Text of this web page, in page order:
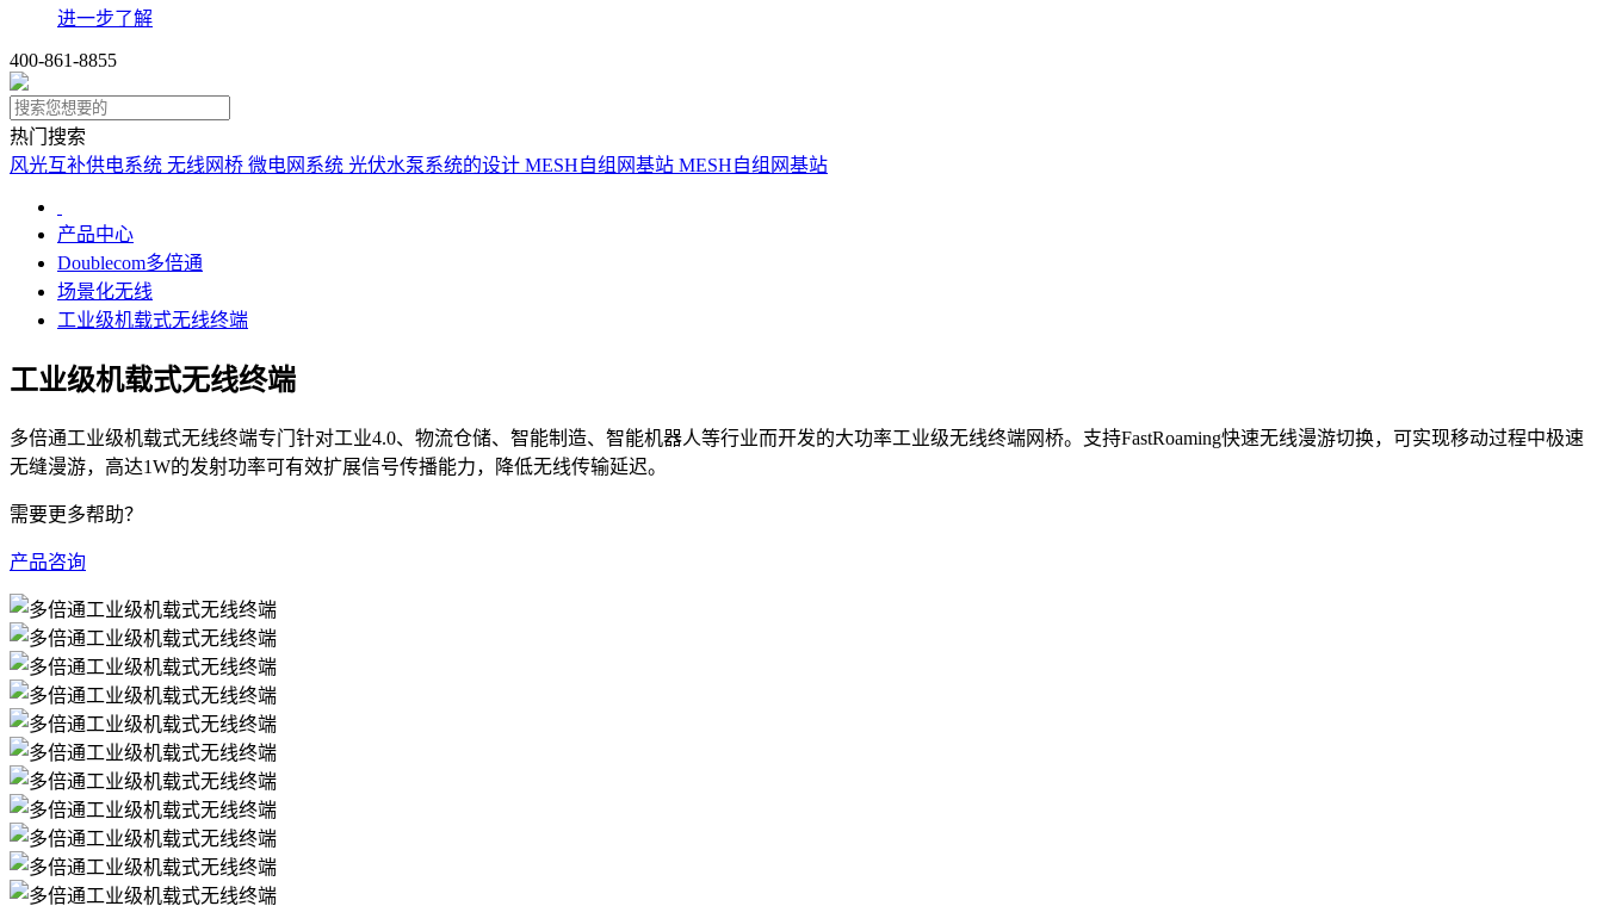
进一步了解
400-861-8855
热门搜索
风光互补供电系统 无线网桥 微电网系统 光伏水泵系统的设计 MESH自组网基站 MESH自组网基站
产品中心
Doublecom多倍通
场景化无线
工业级机载式无线终端
工业级机载式无线终端
多倍通工业级机载式无线终端专门针对工业4.0、物流仓储、智能制造、智能机器人等行业而开发的大功率工业级无线终端网桥。支持FastRoaming快速无线漫游切换，可实现移动过程中极速
无缝漫游，高达1W的发射功率可有效扩展信号传播能力，降低无线传输延迟。
需要更多帮助？
产品咨询